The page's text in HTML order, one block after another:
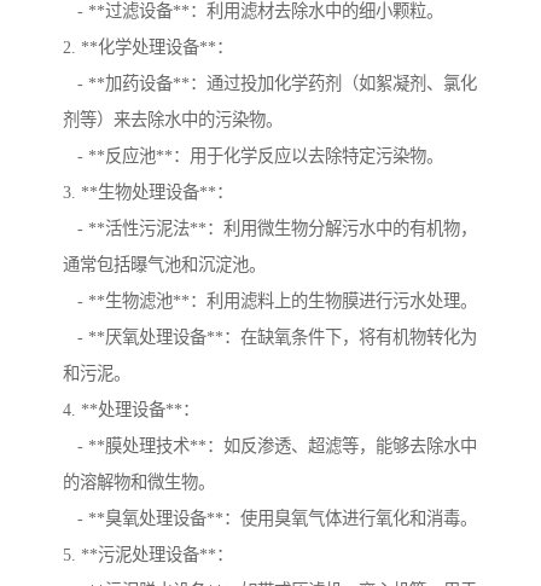
- **过滤设备**：利用滤材去除水中的细小颗粒。
2. **化学处理设备**：
- **加药设备**：通过投加化学药剂（如絮凝剂、氯化
剂等）来去除水中的污染物。
- **反应池**：用于化学反应以去除特定污染物。
3. **生物处理设备**：
- **活性污泥法**：利用微生物分解污水中的有机物，
通常包括曝气池和沉淀池。
- **生物滤池**：利用滤料上的生物膜进行污水处理。
- **厌氧处理设备**：在缺氧条件下，将有机物转化为
和污泥。
4. **处理设备**：
- **膜处理技术**：如反渗透、超滤等，能够去除水中
的溶解物和微生物。
- **臭氧处理设备**：使用臭氧气体进行氧化和消毒。
5. **污泥处理设备**：